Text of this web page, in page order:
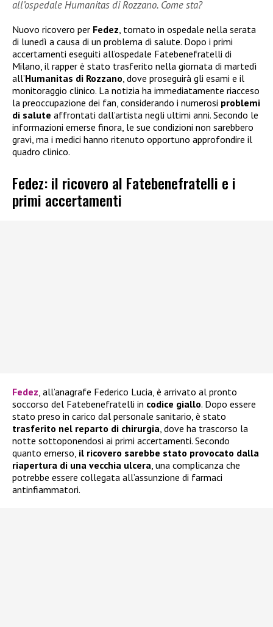
all’ospedale Humanitas di Rozzano. Come sta?
Nuovo ricovero per Fedez, tornato in ospedale nella serata
di lunedì a causa di un problema di salute. Dopo i primi
accertamenti eseguiti all’ospedale Fatebenefratelli di
Milano, il rapper è stato trasferito nella giornata di martedì
all’Humanitas di Rozzano, dove proseguirà gli esami e il
monitoraggio clinico. La notizia ha immediatamente riacceso
la preoccupazione dei fan, considerando i numerosi problemi
di salute affrontati dall’artista negli ultimi anni. Secondo le
informazioni emerse finora, le sue condizioni non sarebbero
gravi, ma i medici hanno ritenuto opportuno approfondire il
quadro clinico.
Fedez: il ricovero al Fatebenefratelli e i
primi accertamenti
Fedez , all’anagrafe Federico Lucia, è arrivato al pronto
soccorso del Fatebenefratelli in codice giallo. Dopo essere
stato preso in carico dal personale sanitario, è stato
trasferito nel reparto di chirurgia , dove ha trascorso la
notte sottoponendosi ai primi accertamenti. Secondo
quanto emerso, il ricovero sarebbe stato provocato dalla
riapertura di una vecchia ulcera , una complicanza che
potrebbe essere collegata all’assunzione di farmaci
antinfiammatori.